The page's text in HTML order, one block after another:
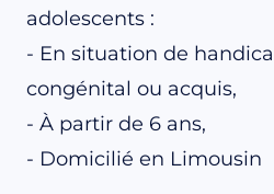
adolescents :
- En situation de
congénital ou acquis,
- À partir de 6 ans,
- Domicilié en Limousin